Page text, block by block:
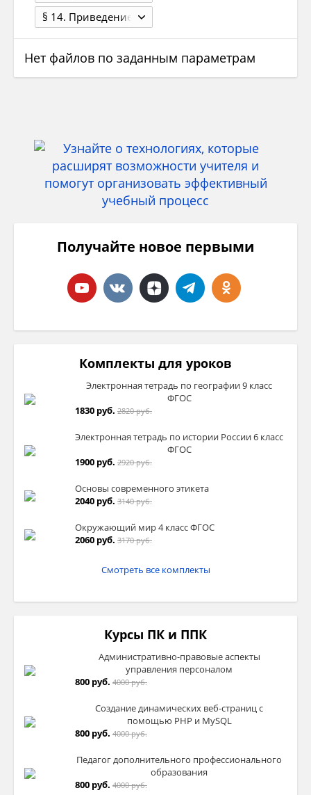
§ 14. Приведение подобных членов
Нет файлов по заданным параметрам
Получайте новое первыми
Комплекты для уроков
Электронная тетрадь по географии 9 класс
ФГОС
1830 руб. 2820 руб.
Электронная тетрадь по истории России 6 класс
ФГОС
1900 руб. 2920 руб.
Основы современного этикета
2040 руб. 3140 руб.
Окружающий мир 4 класс ФГОС
2060 руб. 3170 руб.
Смотреть все комплекты
Курсы ПК и ППК
Административно-правовые аспекты
управления персоналом
800 руб. 4000 руб.
Создание динамических веб-страниц с
помощью PHP и MySQL
800 руб. 4000 руб.
Педагог дополнительного профессионального
образования
800 руб. 4000 руб.